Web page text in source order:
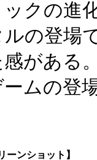
クの進
の登場
がある
ムの登
ーンショット】